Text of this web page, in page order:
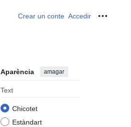
Crear un conte Accedir
Aparència amagar
Text
Chicotet
Estàndart